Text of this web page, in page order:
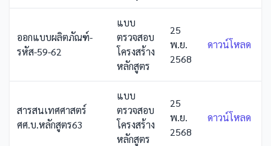
ออกแบบผลิตภัณฑ์-
รหัส-59-62
แบบ
ตรวจสอบ
โครงสร้าง
หลักสูตร
25
พ.ย.
2568
ดาวน์โหลด
สารสนเทศศาสตร์
ศศ.บ.หลักสูตร63
แบบ
ตรวจสอบ
โครงสร้าง
หลักสูตร
25
พ.ย.
2568
ดาวน์โหลด